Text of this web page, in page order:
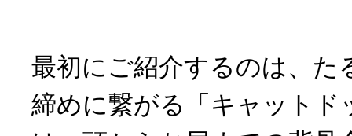
最初にご紹介するのは、た
締めに繋がる「キャットド